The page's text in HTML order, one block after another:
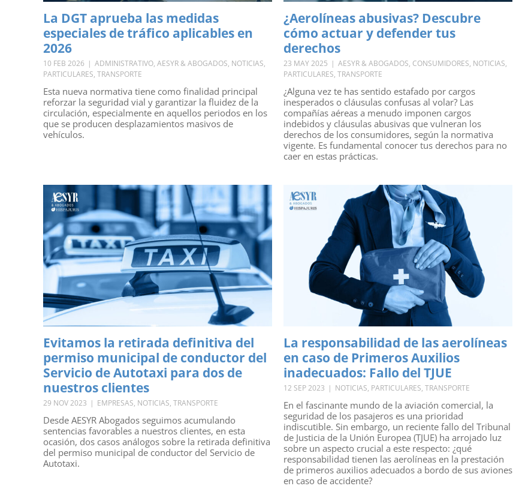
La DGT aprueba las medidas
especiales de tráfico aplicables en
2026
10 FEB 2026 | ADMINISTRATIVO, AESYR & ABOGADOS, NOTICIAS,
PARTICULARES, TRANSPORTE
Esta nueva normativa tiene como finalidad principal
reforzar la seguridad vial y garantizar la fluidez de la
circulación, especialmente en aquellos periodos en los
que se producen desplazamientos masivos de
vehículos.
¿Aerolíneas abusivas? Descubre
cómo actuar y defender tus
derechos
23 MAY 2025 | AESYR & ABOGADOS, CONSUMIDORES, NOTICIAS,
PARTICULARES, TRANSPORTE
¿Alguna vez te has sentido estafado por cargos
inesperados o cláusulas confusas al volar? Las
compañías aéreas a menudo imponen cargos
indebidos y cláusulas abusivas que vulneran los
derechos de los consumidores, según la normativa
vigente. Es fundamental conocer tus derechos para no
caer en estas prácticas.
Evitamos la retirada definitiva del
permiso municipal de conductor del
Servicio de Autotaxi para dos de
nuestros clientes
29 NOV 2023 | EMPRESAS, NOTICIAS, TRANSPORTE
Desde AESYR Abogados seguimos acumulando
sentencias favorables a nuestros clientes, en esta
ocasión, dos casos análogos sobre la retirada definitiva
del permiso municipal de conductor del Servicio de
Autotaxi.
La responsabilidad de las aerolíneas
en caso de Primeros Auxilios
inadecuados: Fallo del TJUE
12 SEP 2023 | NOTICIAS, PARTICULARES, TRANSPORTE
En el fascinante mundo de la aviación comercial, la
seguridad de los pasajeros es una prioridad
indiscutible. Sin embargo, un reciente fallo del Tribunal
de Justicia de la Unión Europea (TJUE) ha arrojado luz
sobre un aspecto crucial a este respecto: ¿qué
responsabilidad tienen las aerolíneas en la prestación
de primeros auxilios adecuados a bordo de sus aviones
en caso de accidente?